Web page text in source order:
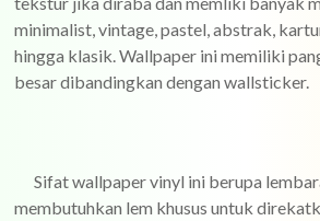
minimalist, vintage, pastel, abstrak,
hingga klasik. Wallpaper ini memiliki
besar dibandingkan dengan wallsticker.
Sifat wallpaper vinyl ini berupa
membutuhkan lem khusus untuk